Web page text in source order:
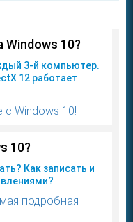
Windows 10?
3-й компьютер.
12 работает
10?
Как записать и